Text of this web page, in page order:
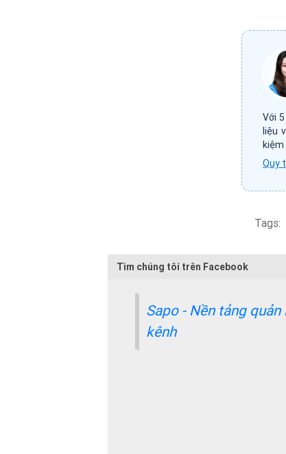
Với
liệu
kiệm
Quy
Tags:
Tìm chúng tôi trên Facebook
Sapo - Nền tảng
kênh